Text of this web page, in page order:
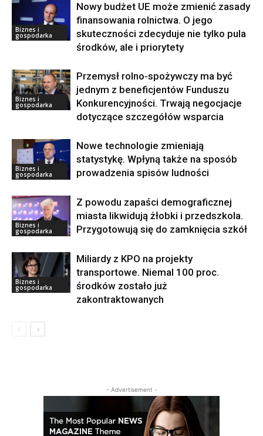
Biznes i
gospodarka
Nowy budżet UE może zmienić zasady
finansowania rolnictwa. O jego
skuteczności zdecyduje nie tylko pula
środków, ale i priorytety
Biznes i
gospodarka
Przemysł rolno-spożywczy ma być
jednym z beneficjentów Funduszu
Konkurencyjności. Trwają negocjacje
dotyczące szczegółów wsparcia
Biznes i
gospodarka
Nowe technologie zmieniają
statystykę. Wpłyną także na sposób
prowadzenia spisów ludności
Biznes i
gospodarka
Z powodu zapaści demograficznej
miasta likwidują żłobki i przedszkola.
Przygotowują się do zamknięcia szkół
Biznes i
gospodarka
Miliardy z KPO na projekty
transportowe. Niemal 100 proc.
środków zostało już
zakontraktowanych
- Advertisement -